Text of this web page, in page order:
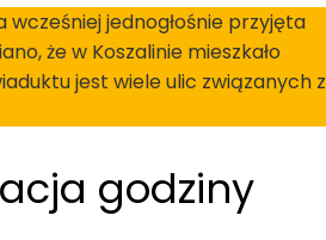
wcześniej jednogłośnie przyjęta
że w Koszalinie mieszkało
jest wiele ulic związanych z
godziny